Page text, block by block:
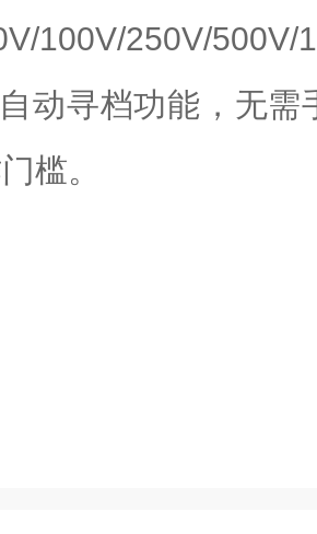
100V/250V/500V/
动寻档功能，无需
槛。